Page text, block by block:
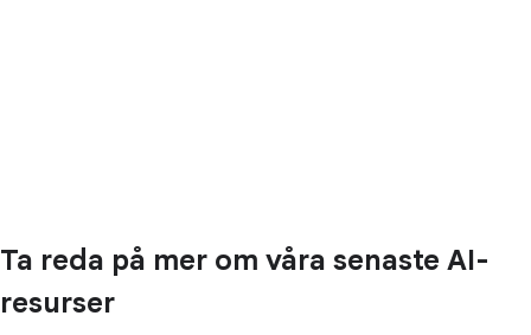
Ta reda på mer om våra senaste AI-
resurser